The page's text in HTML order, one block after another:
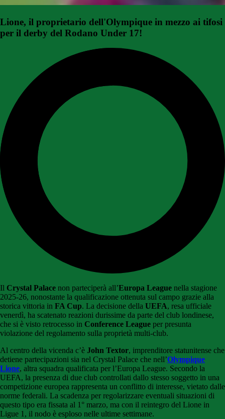
Lione, il proprietario dell'Olympique in mezzo ai tifosi
per il derby del Rodano Under 17!
Il Crystal Palace non parteciperà all’Europa League nella stagione
2025-26, nonostante la qualificazione ottenuta sul campo grazie alla
storica vittoria in FA Cup. La decisione della UEFA, resa ufficiale
venerdì, ha scatenato reazioni durissime da parte del club londinese,
che si è visto retrocesso in Conference League per presunta
violazione del regolamento sulla proprietà multi-club.
Al centro della vicenda c’è John Textor, imprenditore statunitense che
detiene partecipazioni sia nel Crystal Palace che nell’Olympique
Lione, altra squadra qualificata per l’Europa League. Secondo la
UEFA, la presenza di due club controllati dallo stesso soggetto in una
competizione europea rappresenta un conflitto di interesse, vietato dalle
norme federali. La scadenza per regolarizzare eventuali situazioni di
questo tipo era fissata al 1° marzo, ma con il reintegro del Lione in
Ligue 1, il nodo è esploso nelle ultime settimane.